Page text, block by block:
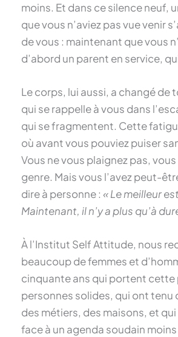
moins. Et dans ce silence neuf,
que vous n’aviez pas vue venir
de vous : maintenant que vous
d’abord un parent en service,
Le corps, lui aussi, a changé de
qui se rappelle à vous dans
qui se fragmentent. Cette
où avant vous pouviez puiser
Vous ne vous plaignez pas, vous
genre. Mais vous l’avez peut-
dire à personne : « Le meilleur
Maintenant, il n’y a plus qu’à
À l’Institut Self Attitude, nous
beaucoup de femmes et
cinquante ans qui portent cette
personnes solides, qui ont tenu
des métiers, des maisons, et
face à un agenda soudain